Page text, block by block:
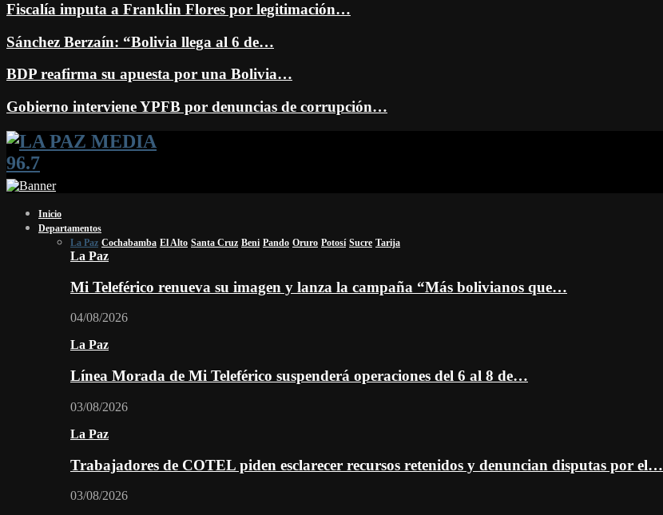
Fiscalía imputa a Franklin Flores por legitimación…
Sánchez Berzaín: “Bolivia llega al 6 de…
BDP reafirma su apuesta por una Bolivia…
Gobierno interviene YPFB por denuncias de corrupción…
Facebook
Twitter
Instagram
Youtube
Email
Twitch
Whatsapp
Inicio
Departamentos
La Paz Cochabamba El Alto Santa Cruz Beni Pando Oruro Potosí Sucre Tarija
La Paz
Mi Teleférico renueva su imagen y lanza la campaña “Más bolivianos que…
04/08/2026
La Paz
Línea Morada de Mi Teleférico suspenderá operaciones del 6 al 8 de…
03/08/2026
La Paz
Trabajadores de COTEL piden esclarecer recursos retenidos y denuncian disputas por el…
03/08/2026